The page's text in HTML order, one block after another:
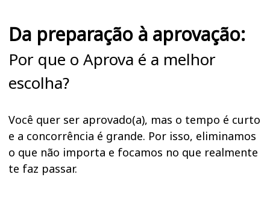
Da preparação à aprovação:
Por que o Aprova é a melhor
escolha?
Você quer ser aprovado(a), mas o tempo é curto
e a concorrência é grande. Por isso, eliminamos
o que não importa e focamos no que realmente
te faz passar.